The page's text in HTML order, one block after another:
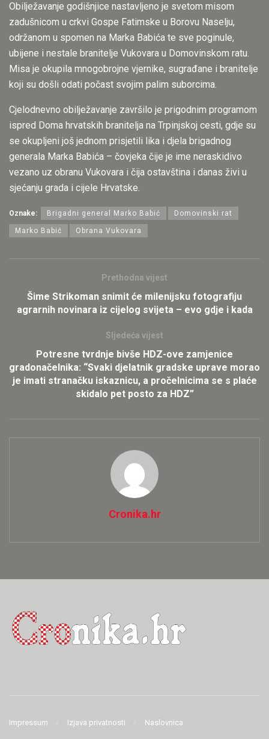
Obilježavanje godišnjice nastavljeno je svetom misom
zadušnicom u crkvi Gospe Fatimske u Borovu Naselju,
održanom u spomen na Marka Babića te sve poginule,
ubijene i nestale branitelje Vukovara u Domovinskom ratu.
Misa je okupila mnogobrojne vjernike, sugrađane i branitelje
koji su došli odati počast svojim palim suborcima.
Cjelodnevno obilježavanje završilo je prigodnim programom
ispred Doma hrvatskih branitelja na Trpinjskoj cesti, gdje su
se okupljeni još jednom prisjetili lika i djela brigadnog
generala Marka Babića – čovjeka čije je ime neraskidivo
vezano uz obranu Vukovara i čija ostavština i danas živi u
sjećanju grada i cijele Hrvatske.
Oznake: Brigadni general Marko Babić Domovinski rat
Marko Babić Obrana Vukovara
Prethodna vijest
Šime Strikoman snimit će milenijsku fotografiju
agrarnih novinara iz cijelog svijeta – evo gdje i kada
Sljedeća vijest
Potresne tvrdnje bivše HDZ-ove zamjenice
gradonačelnika: “Svaki djelatnik gradske uprave morao
je imati stranačku iskaznicu, a pročelnicima se s plaće
skidalo pet posto za HDZ”
Cronika.hr
Impressum Izjava privatnosti Naslovnica